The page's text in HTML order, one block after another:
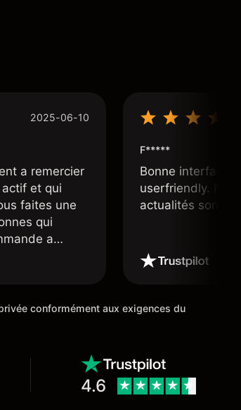
2025-06-10
a remercier
et qui
faites une
qui
a
et digne
F*****
Bonne interface
userfriendly.
actualités sont
conformément aux exigences du
4.6